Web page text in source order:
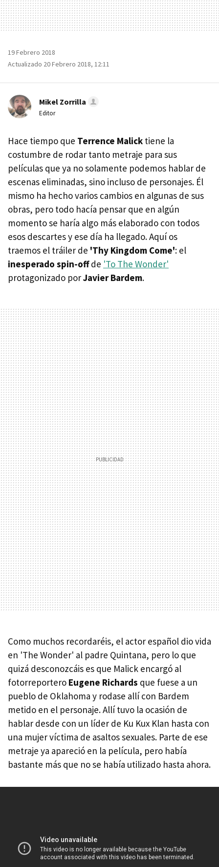
19 Febrero 2018
Actualizado 20 Febrero 2018, 12:11
Mikel Zorrilla
Editor
Hace tiempo que Terrence Malick tiene la
costumbre de rodar tanto metraje para sus
películas que ya no solamente podemos hablar de
escenas eliminadas, sino incluso de personajes. Él
mismo ha hecho varios cambios en algunas de sus
obras, pero todo hacía pensar que en algún
momento se haría algo más elaborado con todos
esos descartes y ese día ha llegado. Aquí os
traemos el tráiler de 'Thy Kingdom Come': el
inesperado spin-offde 'To The Wonder'
protagonizado porJavier Bardem.
Como muchos recordaréis, el actor español dio vida
en 'The Wonder' al padre Quintana, pero lo que
quizá desconozcáis es que Malick encargó al
fotorreportero Eugene Richards que fuese a un
pueblo de Oklahoma y rodase allí con Bardem
metido en el personaje. Allí tuvo la ocasión de
hablar desde con un líder de Ku Kux Klan hasta con
una mujer víctima de asaltos sexuales. Parte de ese
metraje ya apareció en la película, pero había
bastante más que no se había utilizado hasta ahora.